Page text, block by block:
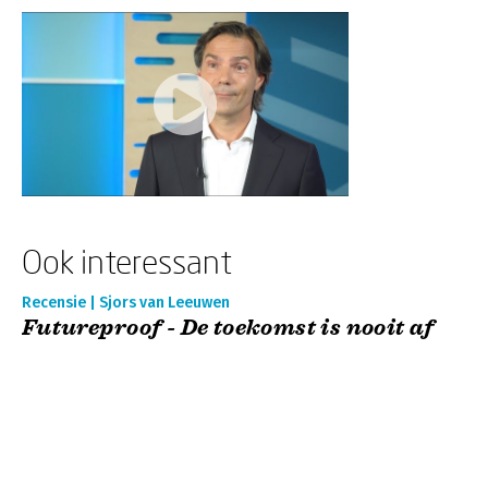
Ook interessant
Recensie | Sjors van Leeuwen
Futureproof - De toekomst is nooit af